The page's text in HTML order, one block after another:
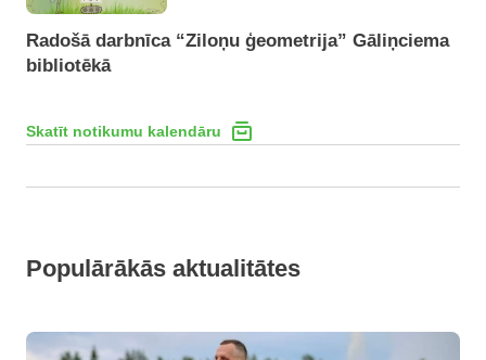
Radošā darbnīca “Ziloņu ģeometrija” Gāliņciema
bibliotēkā
Skatīt notikumu kalendāru
Populārākās aktualitātes